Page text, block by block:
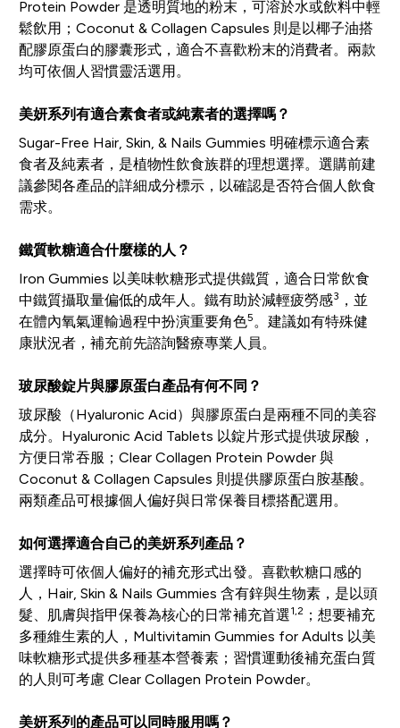
Protein Powder 是透明質地的粉末，可溶於水或飲料中輕
鬆飲用；Coconut & Collagen Capsules 則是以椰子油搭
配膠原蛋白的膠囊形式，適合不喜歡粉末的消費者。兩款
均可依個人習慣靈活選用。
美妍系列有適合素食者或純素者的選擇嗎？
Sugar-Free Hair, Skin, & Nails Gummies 明確標示適合素
食者及純素者，是植物性飲食族群的理想選擇。選購前建
議參閱各產品的詳細成分標示，以確認是否符合個人飲食
需求。
鐵質軟糖適合什麼樣的人？
Iron Gummies 以美味軟糖形式提供鐵質，適合日常飲食
中鐵質攝取量偏低的成年人。鐵有助於減輕疲勞感3 ，並
在體內氧氣運輸過程中扮演重要角色5 。建議如有特殊健
康狀況者，補充前先諮詢醫療專業人員。
玻尿酸錠片與膠原蛋白產品有何不同？
玻尿酸（Hyaluronic Acid）與膠原蛋白是兩種不同的美容
成分。Hyaluronic Acid Tablets 以錠片形式提供玻尿酸，
方便日常吞服；Clear Collagen Protein Powder 與
Coconut & Collagen Capsules 則提供膠原蛋白胺基酸。
兩類產品可根據個人偏好與日常保養目標搭配選用。
如何選擇適合自己的美妍系列產品？
選擇時可依個人偏好的補充形式出發。喜歡軟糖口感的
人，Hair, Skin & Nails Gummies 含有鋅與生物素，是以頭
髮、肌膚與指甲保養為核心的日常補充首選1,2；想要補充
多種維生素的人，Multivitamin Gummies for Adults 以美
味軟糖形式提供多種基本營養素；習慣運動後補充蛋白質
的人則可考慮 Clear Collagen Protein Powder。
美妍系列的產品可以同時服用嗎？